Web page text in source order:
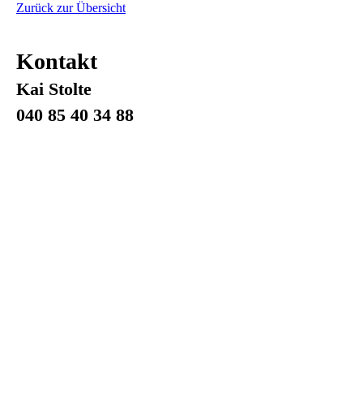
Zurück zur Übersicht
Kontakt
Kai Stolte
040 85 40 34 88